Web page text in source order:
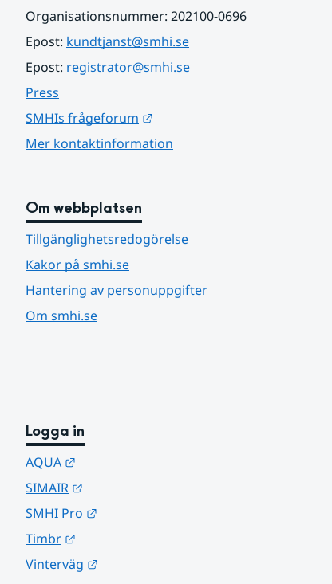
Organisationsnummer: 202100-0696
Epost: kundtjanst@smhi.se
Epost: registrator@smhi.se
Press
SMHIs frågeforum
Mer kontaktinformation
Om webbplatsen
Tillgänglighetsredogörelse
Kakor på smhi.se
Hantering av personuppgifter
Om smhi.se
Logga in
AQUA
SIMAIR
SMHI Pro
Timbr
Vinterväg